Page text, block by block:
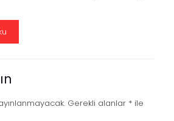
Gerekli alanlar * ile